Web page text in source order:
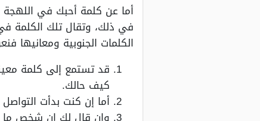
أما عن كلمة أحبك في اللهجة
في ذلك، وتقال تلك الكلمة
الكلمات الجنوبية ومعانيها
قد تستمع إلى كلمة
كيف حالك.
أما إن كنت بدأت